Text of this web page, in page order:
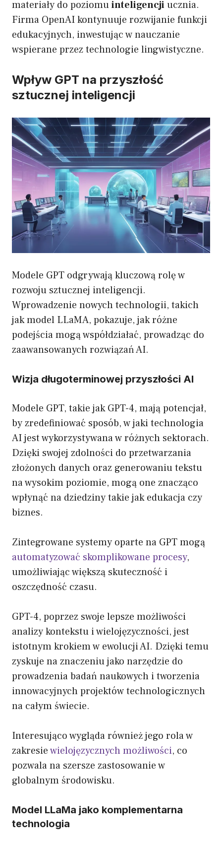
materiały do poziomuinteligencjiucznia.
Firma OpenAI kontynuuje rozwijanie funkcji
edukacyjnych, inwestując w nauczanie
wspierane przez technologie lingwistyczne.
Wpływ GPT na przyszłość
sztucznej inteligencji
Modele GPT odgrywają kluczową rolę w
rozwoju sztucznej inteligencji.
Wprowadzenie nowych technologii, takich
jak model LLaMA, pokazuje, jak różne
podejścia mogą współdziałać, prowadząc do
zaawansowanych rozwiązań AI.
Wizja długoterminowej przyszłości AI
Modele GPT, takie jak GPT-4, mają potencjał,
by zredefiniować sposób, w jaki technologia
AI jest wykorzystywana w różnych sektorach.
Dzięki swojej zdolności do przetwarzania
złożonych danych oraz generowaniu tekstu
na wysokim poziomie, mogą one znacząco
wpłynąć na dziedziny takie jak edukacja czy
biznes.
Zintegrowane systemy oparte na GPT mogą
automatyzować skomplikowane procesy,
umożliwiając większą skuteczność i
oszczędność czasu.
GPT-4, poprzez swoje lepsze możliwości
analizy kontekstu i wielojęzyczności, jest
istotnym krokiem w ewolucji AI. Dzięki temu
zyskuje na znaczeniu jako narzędzie do
prowadzenia badań naukowych i tworzenia
innowacyjnych projektów technologicznych
na całym świecie.
Interesująco wygląda również jego rola w
zakresiewielojęzycznych możliwości, co
pozwala na szersze zastosowanie w
globalnym środowisku.
Model LLaMa jako komplementarna
technologia